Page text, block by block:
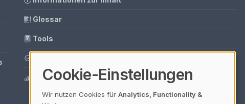
Glossar
Tools
Media Daten
Cookie-Einstellungen
Wir nutzen Cookies für Analytics, Functionality &